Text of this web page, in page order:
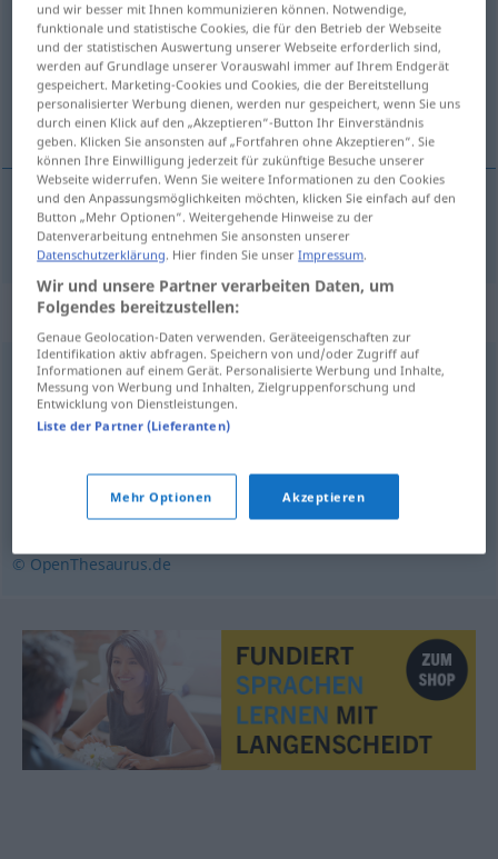
Übersicht aller Übersetzungen
(Für mehr Details die Übersetzung anklicken/antippen)
sklonište, bunker
sklonište, bunker Bunker
Synonyme für "Bunker"
Miete
Vollzugsanstalt,Gefängnis, Loch (derb),Bau (ugs.)
Strafanstalt
Kahn (ugs.) Zuchthaus
© OpenThesaurus.de
und wir besser mit Ihnen kommunizieren können. Notwendige,
funktionale und statistische Cookies, die für den Betrieb der Webseite
und der statistischen Auswertung unserer Webseite erforderlich sind,
werden auf Grundlage unserer Vorauswahl immer auf Ihrem Endgerät
gespeichert. Marketing-Cookies und Cookies, die der Bereitstellung
personalisierter Werbung dienen, werden nur gespeichert, wenn Sie uns
durch einen Klick auf den „Akzeptieren“-Button Ihr Einverständnis
geben. Klicken Sie ansonsten auf „Fortfahren ohne Akzeptieren“. Sie
können Ihre Einwilligung jederzeit für zukünftige Besuche unserer
Webseite widerrufen. Wenn Sie weitere Informationen zu den Cookies
und den Anpassungsmöglichkeiten möchten, klicken Sie einfach auf den
Button „Mehr Optionen“. Weitergehende Hinweise zu der
Datenverarbeitung entnehmen Sie ansonsten unserer
Datenschutzerklärung. Hier finden Sie unserImpressum.
Wir und unsere Partner verarbeiten Daten, um
Folgendes bereitzustellen:
Genaue Geolocation-Daten verwenden. Geräteeigenschaften zur
Identifikation aktiv abfragen. Speichern von und/oder Zugriff auf
Informationen auf einem Gerät. Personalisierte Werbung und Inhalte,
Messung von Werbung und Inhalten, Zielgruppenforschung und
Entwicklung von Dienstleistungen.
Liste der Partner (Lieferanten)
Mehr Optionen Akzeptieren